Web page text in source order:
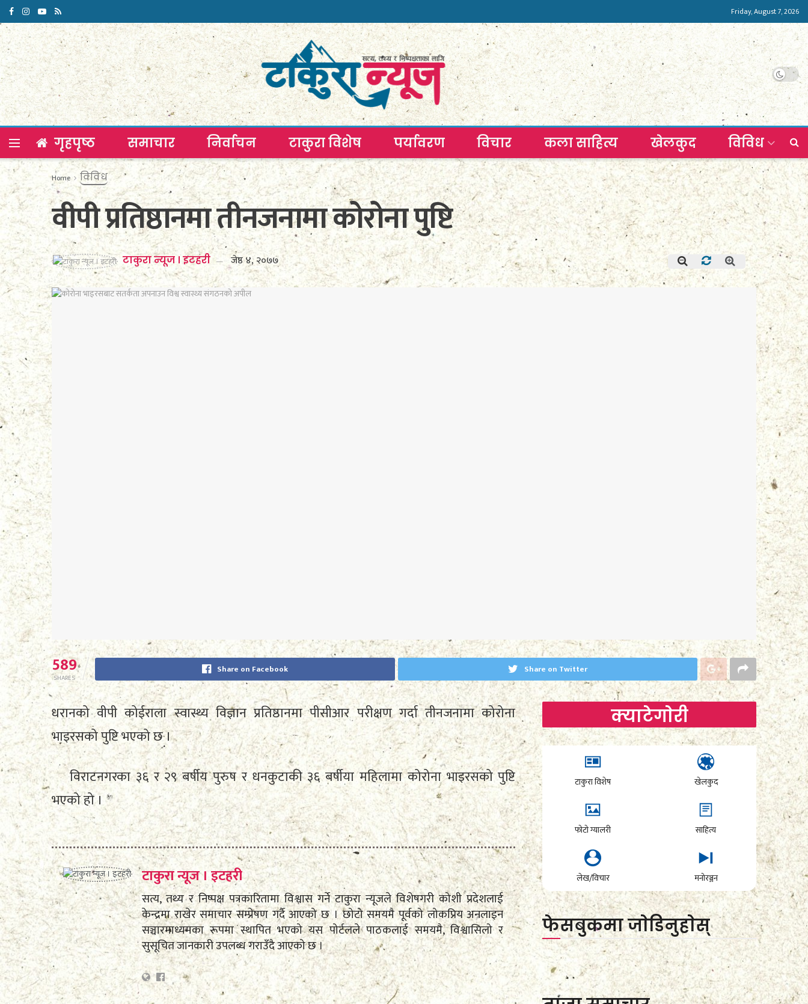
Friday, August 7, 2026
गृहपृष्ठ समाचार निर्वाचन टाकुरा विशेष पर्यावरण विचार कला साहित्य खेलकुद विविध
Home विविध
वीपी प्रतिष्ठानमा तीनजनामा कोरोना पुष्टि
टाकुरा न्यूज । इटहरी जेष्ठ ४, २०७७
589
SHARES
Share on Facebook Share on Twitter
धरानको वीपी कोईराला स्वास्थ्य विज्ञान प्रतिष्ठानमा पीसीआर परीक्षण गर्दा तीनजनामा कोरोना
भाइरसको पुष्टि भएको छ ।
विराटनगरका ३६ र २९ बर्षीय पुरुष र धनकुटाकी ३६ बर्षीया महिलामा कोरोना भाइरसको पुष्टि
भएको हो ।
टाकुरा न्यूज । इटहरी
सत्य, तथ्य र निष्पक्ष पत्रकारितामा विश्वास गर्ने टाकुरा न्यूजले विशेषगरी कोशी प्रदेशलाई
केन्द्रमा राखेर समाचार सम्प्रेषण गर्दै आएको छ । छोटो समयमै पूर्वको लोकप्रिय अनलाइन
सञ्चारमाध्यमका रूपमा स्थापित भएको यस पोर्टलले पाठकलाई समयमै, विश्वासिलो र
सुसूचित जानकारी उपलब्ध गराउँदै आएको छ ।
क्याटेगाेरी
टाकुरा विशेष खेलकुद
फोटो ग्यालरी साहित्य
लेख/विचार मनोरञ्जन
फेसबुकमा जाेडिनुहाेस्